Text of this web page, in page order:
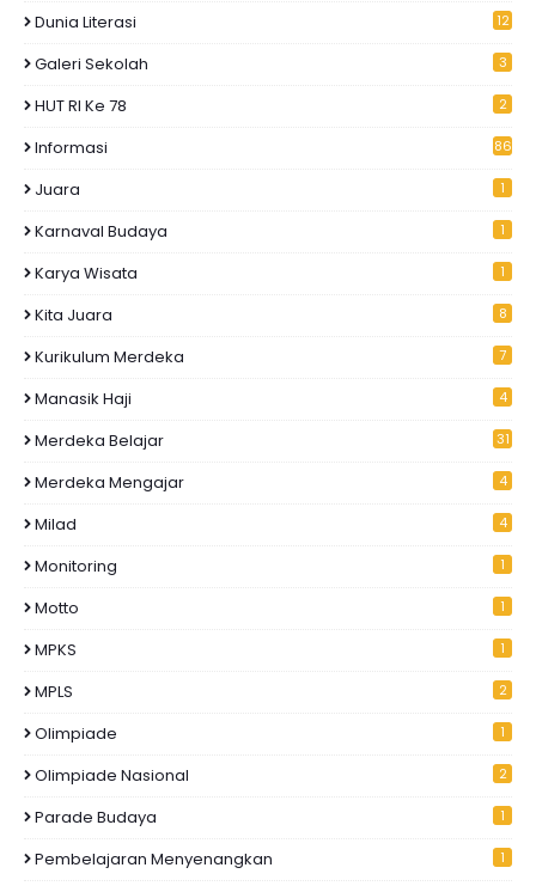
Dunia Literasi 12
Galeri Sekolah 3
HUT RI Ke 78 2
Informasi 86
Juara 1
Karnaval Budaya 1
Karya Wisata 1
Kita Juara 8
Kurikulum Merdeka 7
Manasik Haji 4
Merdeka Belajar 31
Merdeka Mengajar 4
Milad 4
Monitoring 1
Motto 1
MPKS 1
MPLS 2
Olimpiade 1
Olimpiade Nasional 2
Parade Budaya 1
Pembelajaran Menyenangkan 1